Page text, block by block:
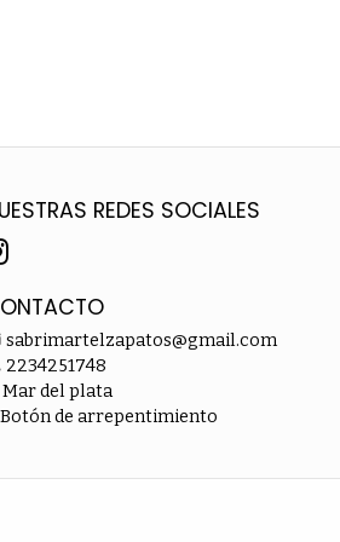
REDES SOCIALES
sabrimartelzapatos@gmail.com
2234251748
Mar del plata
de arrepentimiento